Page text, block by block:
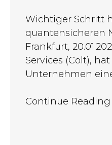
Wichtiger Schritt
quantensicheren
Frankfurt,
Services (Colt),
Unternehmen
Continue Reading